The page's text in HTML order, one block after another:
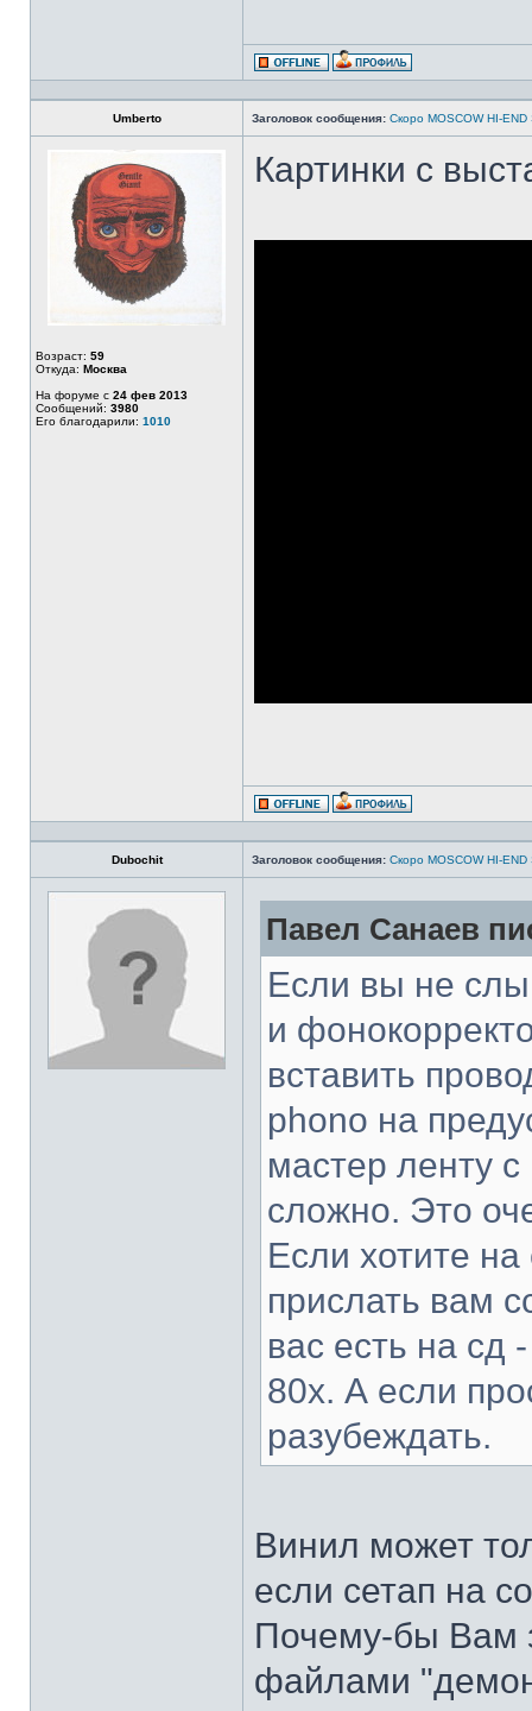
Umberto Заголовок сообщения: Скоро MOSCOW HI-END
Возраст: 59
Откуда: Москва
На форуме с 24 фев 2013
Сообщений: 3980
Его благодарили: 1010
Картинки с
Dubochit Заголовок сообщения: Скоро MOSCOW HI-END
Павел Санаев
Если вы не
и
вставить
phono на
мастер ленту
сложно. Это
Если хотите
прислать вам
вас есть на сд
80х. А если
разубеждать.
Винил может
если сетап на
Почему-бы Вам
файлами